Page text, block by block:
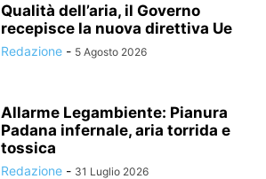
Qualità dell’aria, il Governo
recepisce la nuova direttiva Ue
Redazione - 5 Agosto 2026
Allarme Legambiente: Pianura
Padana infernale, aria torrida e
tossica
Redazione - 31 Luglio 2026